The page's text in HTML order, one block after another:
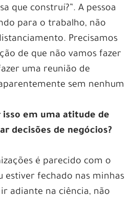
que construí?”. A pessoa
para o trabalho, não
Precisamos
de que não vamos fazer
uma reunião de
sem nenhum
em uma atitude de
decisões de negócios?
é parecido com o
estiver fechado nas minhas
adiante na ciência, não